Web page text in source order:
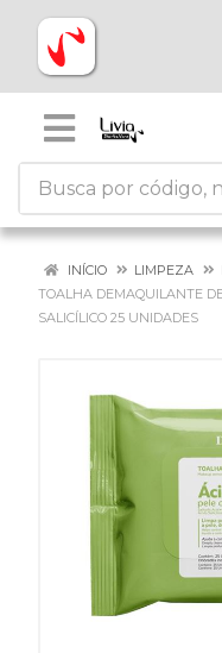
INÍCIO LIMPEZA
TOALHA DEMAQUILANTE
SALICÍLICO 25 UNIDADES